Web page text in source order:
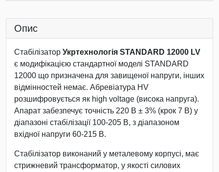
Опис
Стабілізатор Укртехнологія STANDARD 12000 LV
є модифікацією стандартної моделі STANDARD
12000 що призначена для завищеної напруги, інших
відмінностей немає. Абревіатура HV
розшифровується як high voltage (висока напруга).
Апарат забезпечує точність 220 В ± 3% (крок 7 В) у
діапазоні стабілізації 100-205 В, з діапазоном
вхідної напруги 60-215 В.
Стабілізатор виконаний у металевому корпусі, має
стрижневий трансформатор, у якості силових